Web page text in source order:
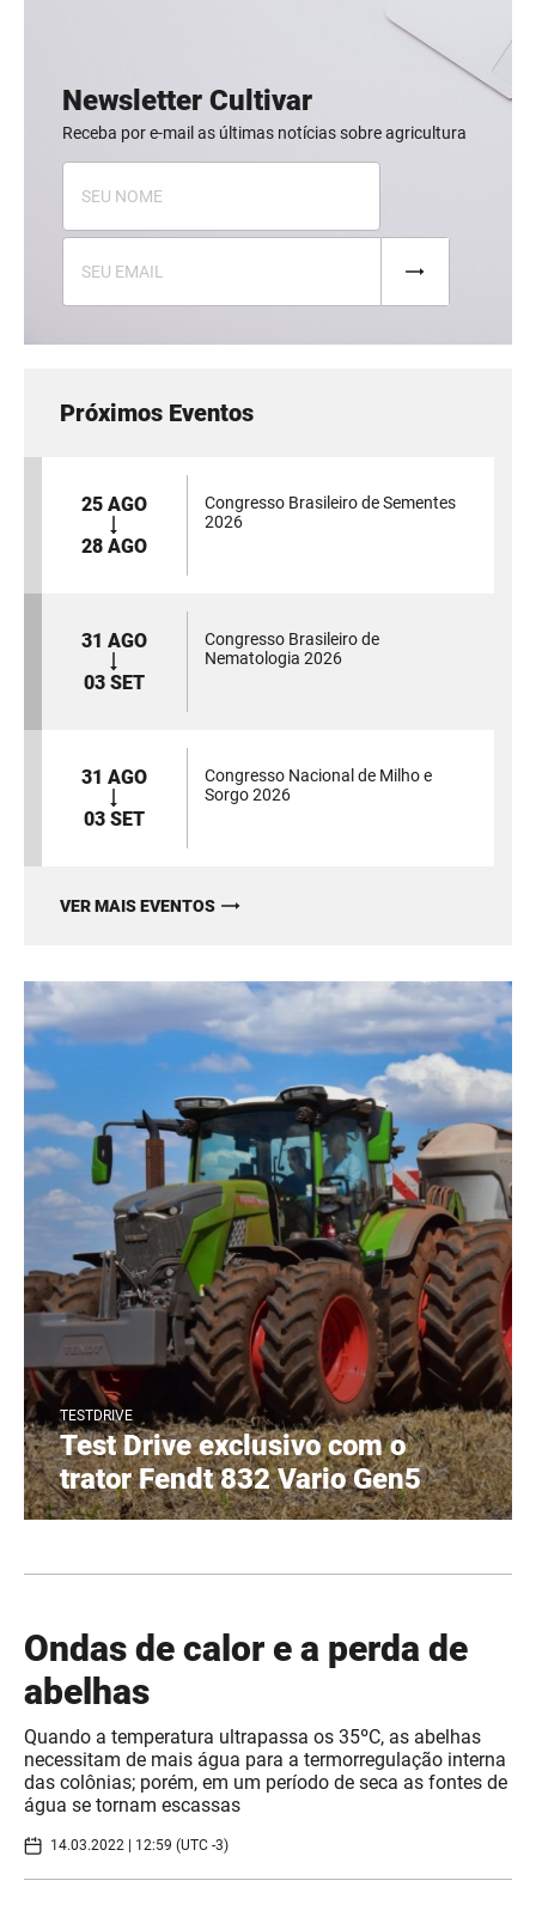
Newsletter Cultivar
Receba por e-mail as últimas notícias sobre agricultura
Próximos Eventos
25 AGO
28 AGO
Congresso Brasileiro de Sementes
2026
31 AGO
03 SET
Congresso Brasileiro de
Nematologia 2026
31 AGO
03 SET
Congresso Nacional de Milho e
Sorgo 2026
VER MAIS EVENTOS
TESTDRIVE
Test Drive exclusivo com o
trator Fendt 832 Vario Gen5
Ondas de calor e a perda de
abelhas
Quando a temperatura ultrapassa os 35ºC, as abelhas
necessitam de mais água para a termorregulação interna
das colônias; porém, em um período de seca as fontes de
água se tornam escassas
14.03.2022 | 12:59 (UTC -3)